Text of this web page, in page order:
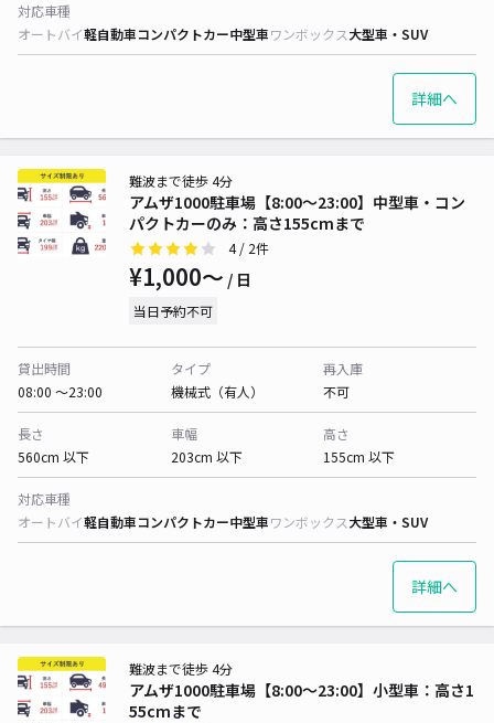
対応車種
オートバイ軽自動車コンパクトカー中型車ワンボックス大型車・SUV
詳細へ
アムザ1000駐車場【8:00〜23:00】中型車・コン
パクトカーのみ：高さ155cmまで
難波まで徒歩 4分
4/ 2件
¥1,000〜 / 日
当日予約不可
貸出時間
08:00 〜23:00
タイプ
機械式（有人）
再入庫
不可
長さ
560cm 以下
車幅
203cm 以下
高さ
155cm 以下
対応車種
オートバイ軽自動車コンパクトカー中型車ワンボックス大型車・SUV
詳細へ
アムザ1000駐車場【8:00〜23:00】小型車：高さ1
55cmまで
難波まで徒歩 4分